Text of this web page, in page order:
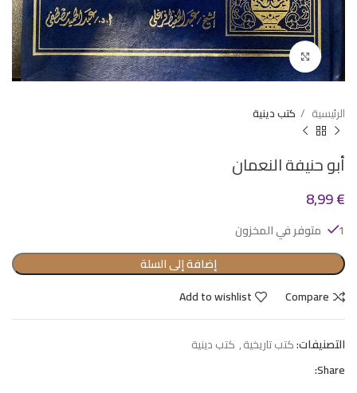
Click to enlarge
الرئيسية كتب دينية
أبو حنيفة النعمان
8,99€
1 متوفر في المخزون
إضافة إلى السلة
Compare
Add to wishlist
التصنيفات:كتب تاريخية, كتب دينية
Share: